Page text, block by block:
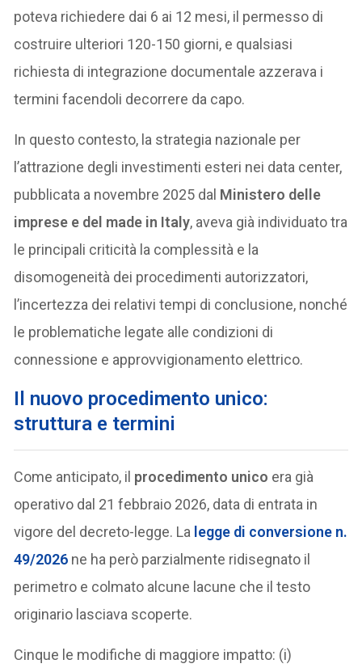
poteva richiedere dai 6 ai 12 mesi, il permesso di
costruire ulteriori 120-150 giorni, e qualsiasi
richiesta di integrazione documentale azzerava i
termini facendoli decorrere da capo.
In questo contesto, la strategia nazionale per
l’attrazione degli investimenti esteri nei data center,
pubblicata a novembre 2025 dal Ministero delle
imprese e del made in Italy, aveva già individuato tra
le principali criticità la complessità e la
disomogeneità dei procedimenti autorizzatori,
l’incertezza dei relativi tempi di conclusione, nonché
le problematiche legate alle condizioni di
connessione e approvvigionamento elettrico.
Il nuovo procedimento unico:
struttura e termini
Come anticipato, il procedimento unico era già
operativo dal 21 febbraio 2026, data di entrata in
vigore del decreto-legge. La legge di conversione n.
49/2026 ne ha però parzialmente ridisegnato il
perimetro e colmato alcune lacune che il testo
originario lasciava scoperte.
Cinque le modifiche di maggiore impatto: (i)